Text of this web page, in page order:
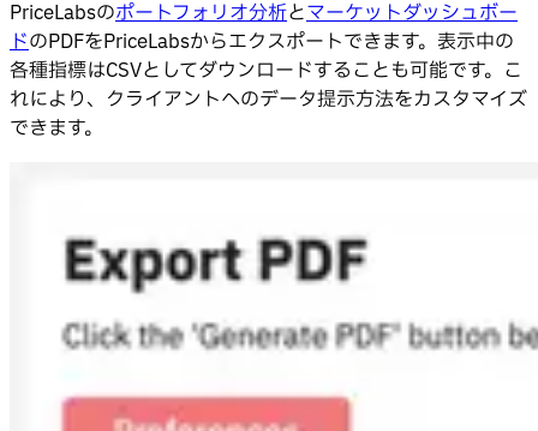
PriceLabsのポートフォリオ分析とマーケットダッシュボー
ドのPDFをPriceLabsからエクスポートできます。表示中の
各種指標はCSVとしてダウンロードすることも可能です。こ
れにより、クライアントへのデータ提示方法をカスタマイズ
できます。